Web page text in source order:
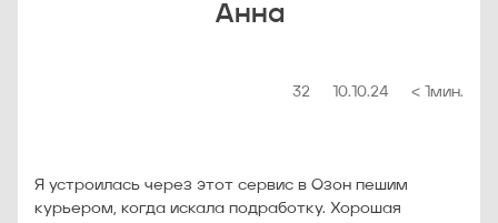
Анна
32 10.10.24 < 1мин.
Я устроилась через этот сервис в Озон пешим
курьером, когда искала подработку. Хорошая